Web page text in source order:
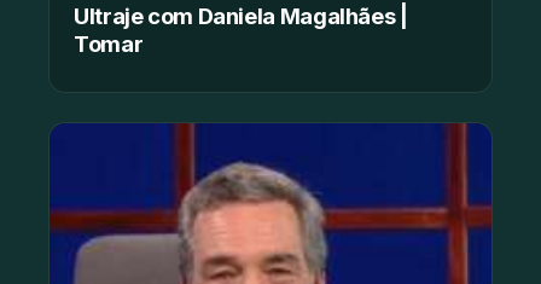
Ultraje com Daniela Magalhães |
Tomar